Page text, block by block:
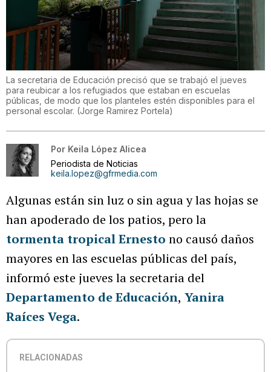
La secretaria de Educación precisó que se trabajó el jueves
para reubicar a los refugiados que estaban en escuelas
públicas, de modo que los planteles estén disponibles para el
personal escolar. (Jorge Ramirez Portela)
Por Keila López Alicea
Periodista de Noticias
keila.lopez@gfrmedia.com
Algunas están sin luz o sin agua y las hojas se
han apoderado de los patios, pero la
tormenta tropical Ernesto no causó daños
mayores en las escuelas públicas del país,
informó este jueves la secretaria del
Departamento de Educación, Yanira
Raíces Vega.
RELACIONADAS